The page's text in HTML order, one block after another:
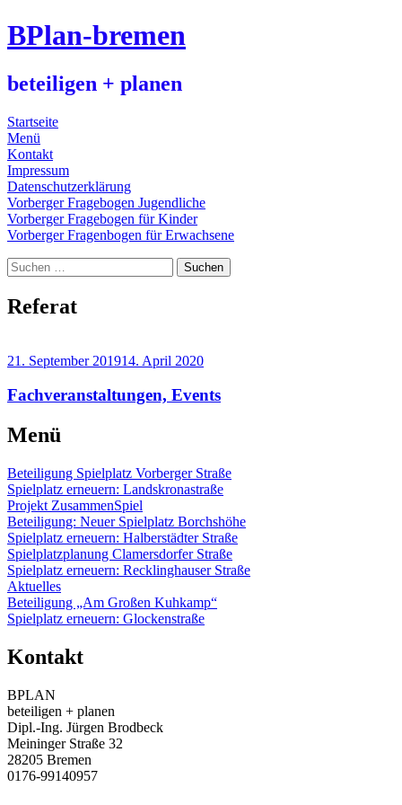
BPlan-bremen
beteiligen + planen
Menü
Zum
Inhalt
springen
Startseite
Menü
Kontakt
Impressum
Datenschutzerklärung
Vorberger Fragebogen Jugendliche
Vorberger Fragebogen für Kinder
Vorberger Fragenbogen für Erwachsene
Suchen
nach:
bremen
Referat
21. September 201914. April 2020
Fachveranstaltungen, Events
Menü
Beteiligung Spielplatz Vorberger Straße
Spielplatz erneuern: Landskronastraße
Projekt ZusammenSpiel
Beteiligung: Neuer Spielplatz Borchshöhe
Spielplatz erneuern: Halberstädter Straße
Spielplatzplanung Clamersdorfer Straße
Spielplatz erneuern: Recklinghauser Straße
Aktuelles
Beteiligung „Am Großen Kuhkamp“
Spielplatz erneuern: Glockenstraße
Kontakt
BPLAN
beteiligen + planen
Dipl.-Ing. Jürgen Brodbeck
Meininger Straße 32
28205 Bremen
0176-99140957